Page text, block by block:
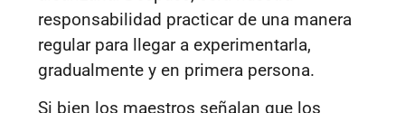
responsabilidad practicar de una manera
regular para llegar a experimentarla,
gradualmente y en primera persona.
Si bien los maestros señalan que los